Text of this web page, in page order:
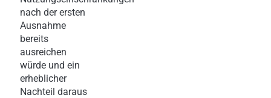
nach der ersten
Ausnahme
bereits
ausreichen
würde und ein
erheblicher
Nachteil daraus